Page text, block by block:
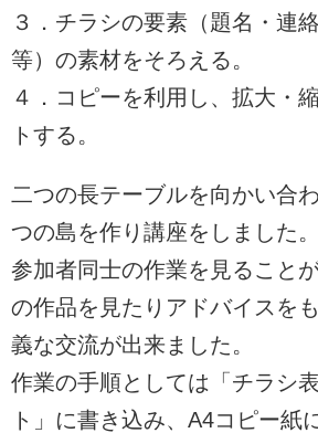
３．チラシの要素（題名・連
等）の素材をそろえる。
４．コピーを利用し、拡大・
トする。
二つの長テーブルを向かい合
つの島を作り講座をしました。
参加者同士の作業を見ること
の作品を見たりアドバイスを
義な交流が出来ました。
作業の手順としては「チラシ
ト」に書き込み、A4コピー紙